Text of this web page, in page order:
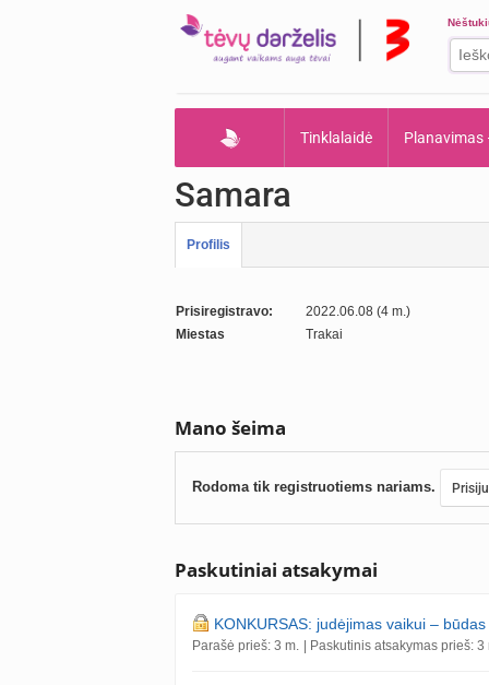
Tinklalaidė Planavimas
Samara
Profilis
Prisiregistravo:
2022.06.08 (4 m.)
Miestas
Trakai
Mano šeima
Rodoma tik registruotiems nariams.
Paskutiniai atsakymai
KONKURSAS: judėjimas vaikui –
Parašė prieš: 3 m. | Paskutinis atsakymas prieš: 3